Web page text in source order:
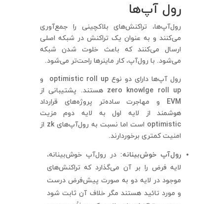
رول آپ‌ها
رول‌آپ‌ها، تراکنش‌های بلاکچینی را جمع‌آوری
می‌کنند و به عنوان یک تراکنش در شبکه اصلی
ارسال می‌کنند که باعث خلوت شدن شبکه
می‌شود. با رول‌آپ، کار ماینرها راحت‌تر می‌شود.
رول آپ‌ها دارای دو نوع optimistic roll up و
zero knowlge roll up هستند. پشتیبانی از
EVM و مهاجرت ساده‌تر پروژه‌های قرارداد
هوشمند از لایه اول به لایه دوم مزیت
optimistic است اما نسبت به رول‌آپ‌های zk از
امنیت کمتری برخوردارند.
رول‌آپ خوش‌بینانه: در رول‌آپ خوش‌بینانه،
لایه فرض را بر آن می‌گذارد که تراکنش‌های
موجود در لایه دو به صورت پیش‌فرض درست
و مورد تائید هستند مگر خلاف آن ثابت شود